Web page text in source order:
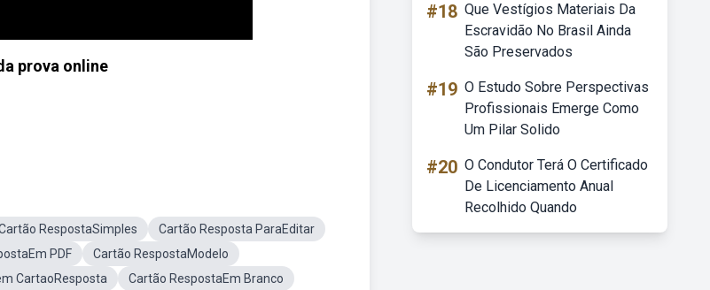
prova online
RespostaSimples
Cartão Resposta ParaEditar
PDF
Cartão RespostaModelo
CartaoResposta
Cartão RespostaEm Branco
#18 Que Vestígios Materiais Da
Escravidão No Brasil Ainda
São Preservados
#19 O Estudo Sobre Perspectivas
Profissionais Emerge Como
Um Pilar Solido
#20 O Condutor Terá O Certificado
De Licenciamento Anual
Recolhido Quando